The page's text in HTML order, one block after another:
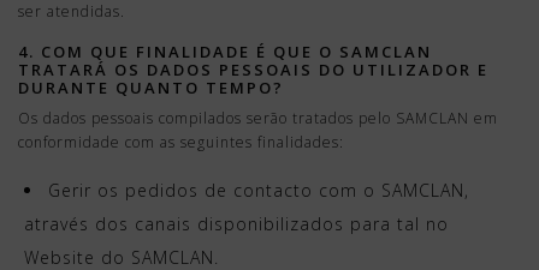
ser atendidas.
4. COM QUE FINALIDADE É QUE O SAMCLAN
TRATARÁ OS DADOS PESSOAIS DO UTILIZADOR E
DURANTE QUANTO TEMPO?
Os dados pessoais compilados serão tratados pelo SAMCLAN em
conformidade com as seguintes finalidades:
Gerir os pedidos de contacto com o SAMCLAN,
através dos canais disponibilizados para tal no
Website do SAMCLAN.